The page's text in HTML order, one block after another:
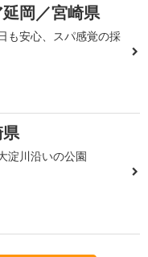
岡／宮崎県
も安心、スパ感覚の採
淀川沿いの公園